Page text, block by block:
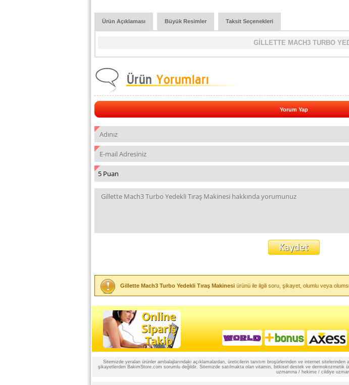
Ürün Açıklaması Büyük Resimler Taksit Seçenekleri
GİLLETTE MACH3 TURBO
Yorum Yap
Gillette Mach3 Turbo Yedekli Tıraş Makinesi ürünü ile ilgili soru, şikayet, olumlu veya
Sitemizde yeralan ürünler ambalajlarındaki açıklamalardan, üreticilerin tanıtım broşürlerinden ve internet
şikayetlerden BakimStore.com sorumlu değildir. Sitemizde satılmakta olan vitamin, bitkisel destek ve dermokozmetik
uzmanına / hekime / cildiye